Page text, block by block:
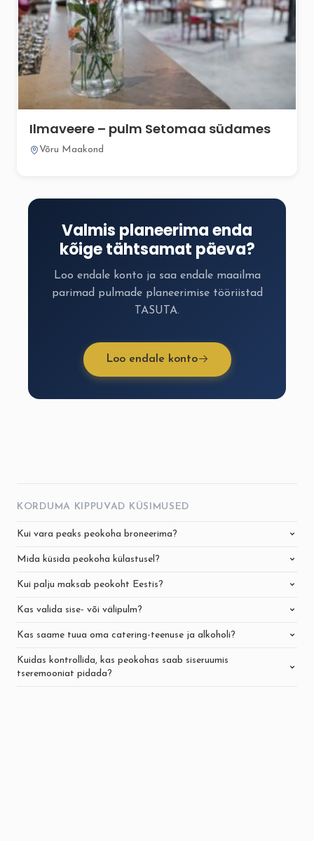
Ilmaveere – pulm Setomaa südames
Võru Maakond
Valmis planeerima enda
kõige tähtsamat päeva?
Loo endale konto ja saa endale maailma
parimad pulmade planeerimise tööriistad
TASUTA.
Loo endale konto
KORDUMA KIPPUVAD KÜSIMUSED
Kui vara peaks peokoha broneerima?
Mida küsida peokoha külastusel?
Kui palju maksab peokoht Eestis?
Kas valida sise- või välipulm?
Kas saame tuua oma catering-teenuse ja alkoholi?
Kuidas kontrollida, kas peokohas saab siseruumis
tseremooniat pidada?